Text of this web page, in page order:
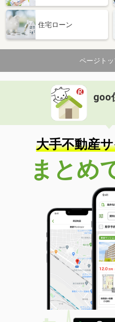
住宅ローン
ページト
goo
大手不動産
まとめ